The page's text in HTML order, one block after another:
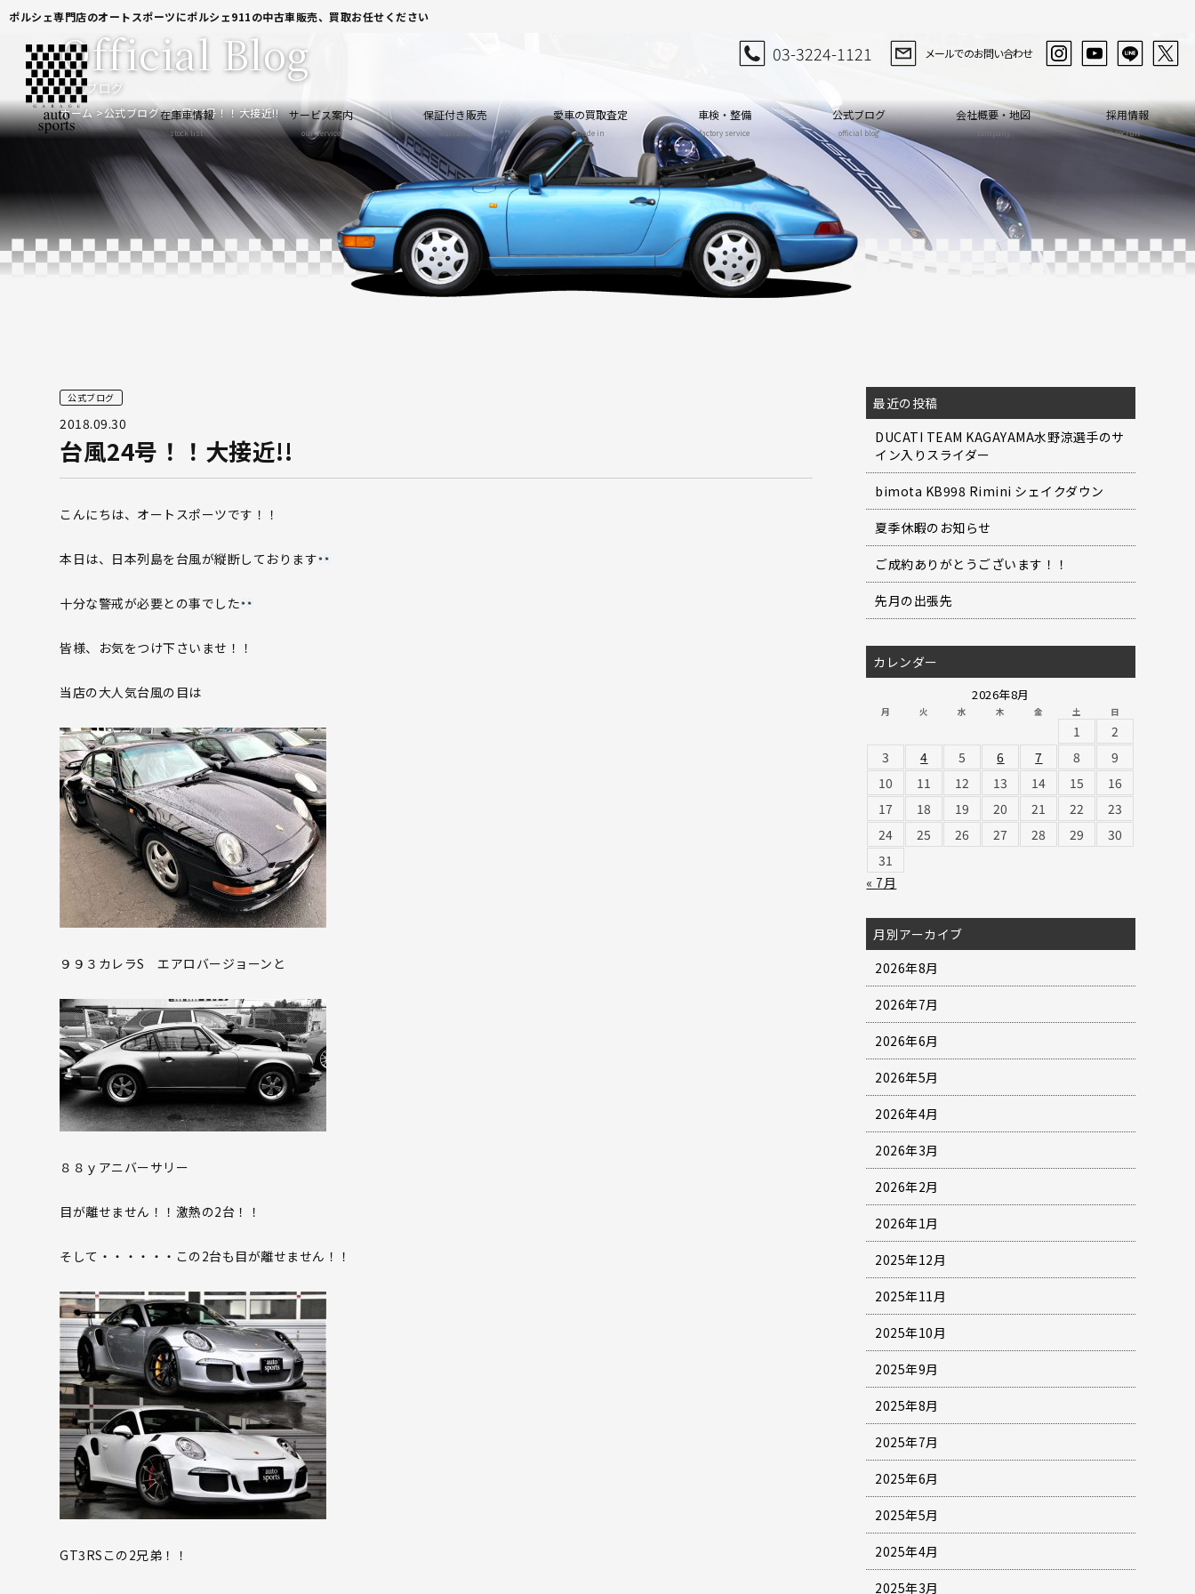
ポルシェ専門店のオートスポーツにポルシェ911の中古車販売、買取お任せください
在庫車情報
stock list
サービス案内
our service
保証付き販売
warranty
愛車の買取査定
trade in
車検・整備
factory service
公式ブログ
official blog
会社概要・地図
company
採用情報
recruit
公式ブログ
Official Blog
ホーム 公式ブログ 台風24号！！大接近!!
公式ブログ
2018.09.30
台風24号！！大接近!!
こんにちは、オートスポーツです！！
本日は、日本列島を台風が縦断しております
十分な警戒が必要との事でした
皆様、お気をつけ下さいませ！！
当店の大人気台風の目は
９９３カレラS エアロバージョーンと
８８ｙアニバーサリー
目が離せません！！激熱の2台！！
そして・・・・・・この2台も目が離せません！！
GT3RSこの2兄弟！！
最近の投稿
DUCATI TEAM KAGAYAMA水野涼選手のサ
イン入りスライダー
bimota KB998 Rimini シェイクダウン
夏季休暇のお知らせ
ご成約ありがとうございます！！
先月の出張先
カレンダー
2026年8月
月 火 水 木 金 土 日
1
2
3
4 5 6 7 8
9
10
11 12 13 14 15
16
17
18 19 20 21 22
23
24
25 26 27 28 29
30
31
« 7月
月別アーカイブ
2026年8月
2026年7月
2026年6月
2026年5月
2026年4月
2026年3月
2026年2月
2026年1月
2025年12月
2025年11月
2025年10月
2025年9月
2025年8月
2025年7月
2025年6月
2025年5月
2025年4月
2025年3月
03-3224-1121 メールでのお問い合わせ